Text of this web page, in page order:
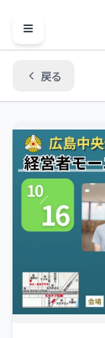
Open menu
戻る